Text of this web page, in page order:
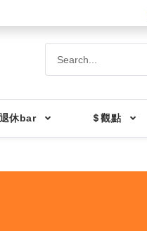
退休bar ＄觀點